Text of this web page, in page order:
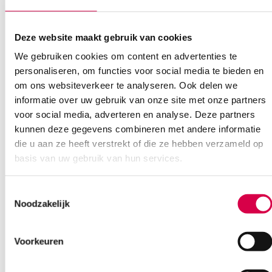
Deze website maakt gebruik van cookies
We gebruiken cookies om content en advertenties te
personaliseren, om functies voor social media te bieden en
om ons websiteverkeer te analyseren. Ook delen we
informatie over uw gebruik van onze site met onze partners
voor social media, adverteren en analyse. Deze partners
kunnen deze gegevens combineren met andere informatie
die u aan ze heeft verstrekt of die ze hebben verzameld op
basis van uw gebruik van hun services.
Noodzakelijk
Voorkeuren
Extra informatie
Model BETA 200
onsteriel
Uitvoering LED, NT4, oplaadbaar, tafeloplader
Beoordelingen (0)
Beoordelingen
Er zijn nog geen beoordelingen.
Wees de eerste om “Heine LED – BETA 200 F.O. Otoscoop, BETA
Je moetingelogd zijn
Geen klein order toeslag vanaf €75 bestelwaarde